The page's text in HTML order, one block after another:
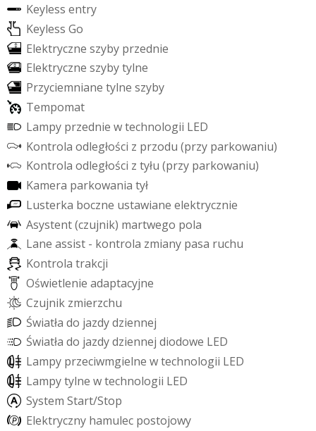
Keyless entry
Keyless Go
Elektryczne szyby przednie
Elektryczne szybytylne
Przyciemniane tylne szyby
Tempomat
Lampy przednie wtechnologii LED
Kontrola odległości z przodu (przy parkowaniu)
Kontrola odległości z tyłu (przy parkowaniu)
Kamera parkowania tył
Lusterka boczne ustawiane elektrycznie
Asystent(czujnik) martwego pola
Lane assist - kontrola zmiany pasa ruchu
Kontrola trakcji
Oświetlenie adaptacyjne
Czujnik zmierzchu
Światła do jazdydziennej
Światła do jazdydziennej diodowe LED
Lampy przeciwmgielne wtechnologii LED
Lampytylne wtechnologii LED
System Start/Stop
Elektryczny hamulec postojowy